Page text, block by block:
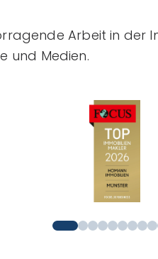
Arbeit in
und Medien.